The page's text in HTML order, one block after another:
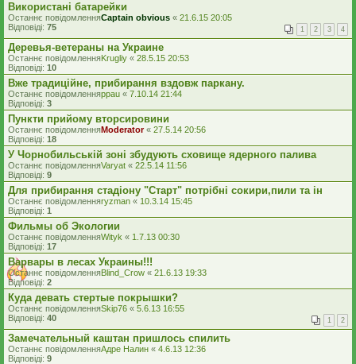
Використані батарейки
Останнє повідомленняCaptain obvious « 21.6.15 20:05
Відповіді: 75 1 2 3 4
Деревья-ветераны на Украине
Останнє повідомленняKrugliy « 28.5.15 20:53
Відповіді: 10
Вже традиційне, прибирання вздовж паркану.
Останнє повідомленняppau « 7.10.14 21:44
Відповіді: 3
Пункти прийому вторсировини
Останнє повідомленняModerator« 27.5.14 20:56
Відповіді: 18
У Чорнобильській зоні збудують сховище ядерного палива
Останнє повідомленняVaryat « 22.5.14 11:56
Відповіді: 9
Для прибирання стадіону "Старт" потрібні сокири,пили та ін
Останнє повідомленняryzman « 10.3.14 15:45
Відповіді: 1
Фильмы об Экологии
Останнє повідомленняWityk « 1.7.13 00:30
Відповіді: 17
Варвары в лесах Украины!!!
Останнє повідомленняBlind_Crow « 21.6.13 19:33
Відповіді: 2
Куда девать стертые покрышки?
Останнє повідомленняSkip76 « 5.6.13 16:55
Відповіді: 40 1 2
Замечательный каштан пришлось спилить
Останнє повідомленняАдре Налин « 4.6.13 12:36
Відповіді: 9